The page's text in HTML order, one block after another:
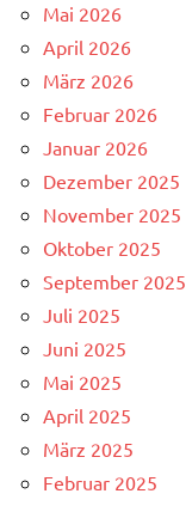
Mai 2026
April 2026
März 2026
Februar 2026
Januar 2026
Dezember 2025
November 2025
Oktober 2025
September 2025
Juli 2025
Juni 2025
Mai 2025
April 2025
März 2025
Februar 2025